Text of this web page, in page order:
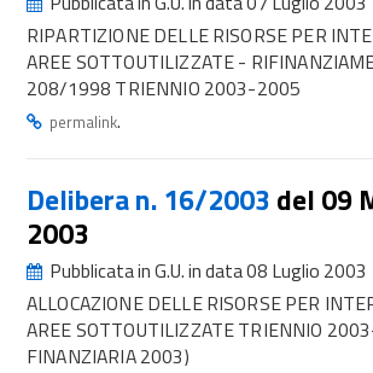
RIPARTIZIONE DELLE RISORSE PER
AREE SOTTOUTILIZZATE -
208/1998 TRIENNIO 2003-2005
permalink.
Delibera n. 16/2003 del 09
2003
Pubblicata in G.U. in data 08 Luglio 2003
ALLOCAZIONE DELLE RISORSE PER
AREE SOTTOUTILIZZATE TRIENNIO
FINANZIARIA 2003)